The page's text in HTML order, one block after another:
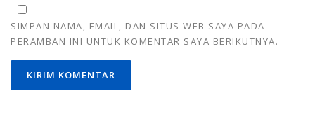
SIMPAN NAMA, EMAIL, DAN SITUS WEB SAYA PADA
PERAMBAN INI UNTUK KOMENTAR SAYA BERIKUTNYA.